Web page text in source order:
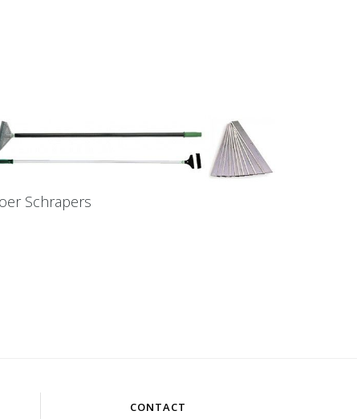
Schrapers
CONTACT